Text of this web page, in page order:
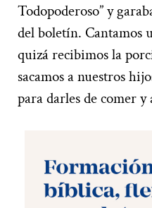
Todopoderoso” y
del boletín. Cantamos
quizá recibimos la
sacamos a nuestros
para darles de comer y